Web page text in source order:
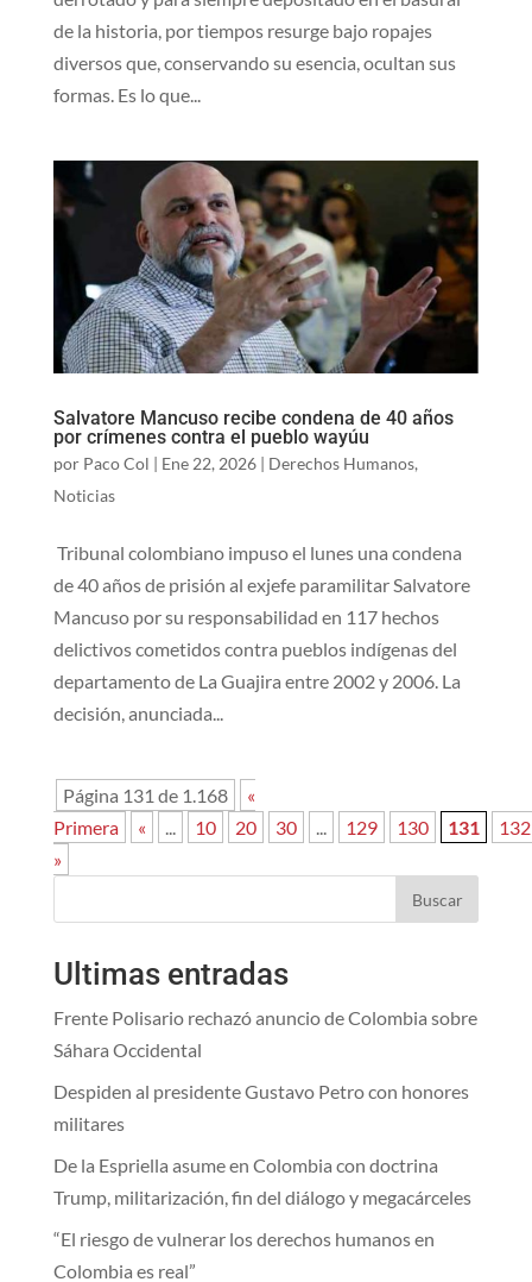
de la historia, por tiempos resurge bajo ropajes
diversos que, conservando su esencia, ocultan sus
formas. Es lo que...
Salvatore Mancuso recibe condena de 40 años
por crímenes contra el pueblo wayúu
por Paco Col | Ene 22, 2026| Derechos Humanos,
Noticias
Tribunal colombiano impuso el lunes una condena
de 40 años de prisión al exjefe paramilitar Salvatore
Mancuso por su responsabilidad en 117 hechos
delictivos cometidos contra pueblos indígenas del
departamento de La Guajira entre 2002 y 2006. La
decisión, anunciada...
Página 131 de 1.168
«
Primera
« ... 10 20 30 ... 129 130 131
132
»
Buscar
Ultimas entradas
Frente Polisario rechazó anuncio de Colombia sobre
Sáhara Occidental
Despiden al presidente Gustavo Petro con honores
militares
De la Espriella asume en Colombia con doctrina
Trump, militarización, fin del diálogo y megacárceles
“El riesgo de vulnerar los derechos humanos en
Colombia es real”